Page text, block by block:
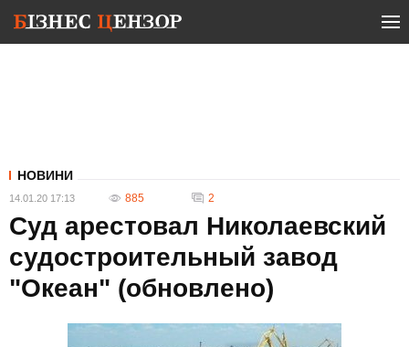
НОВИНИ
14.01.20 17:13 885 2
Суд арестовал Николаевский
судостроительный завод
"Океан" (обновлено)